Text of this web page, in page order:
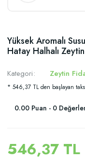
Yüksek Aromalı
Hatay Halhalı
Kategori Zeytin
* 546,37 TL den başlayan
0.00 Puan - 0
546,37 TL